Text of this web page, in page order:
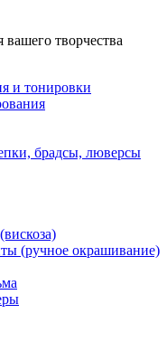
творчества
и тонировки
брадсы, люверсы
(ручное окрашивание)